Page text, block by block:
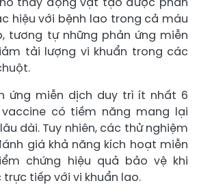
hiệu với bệnh lao trong cả máu
tương tự những phản ứng miễn
tải lượng vi khuẩn trong các
ứng miễn dịch duy trì ít nhất 6
có tiềm năng mang lại
dài. Tuy nhiên, các thử nghiệm
giá khả năng kích hoạt miễn
chứng hiệu quả bảo vệ khi
tiếp với vi khuẩn lao.